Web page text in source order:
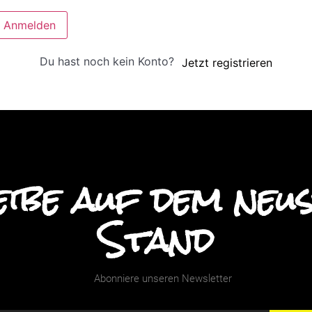
Anmelden
Du hast noch kein Konto? Jetzt registrieren
auf dem
Stand
Abonniere unseren Newsletter